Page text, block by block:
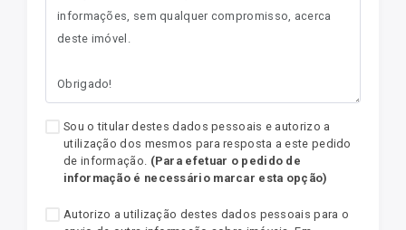
Sou o titular destes dados pessoais e autorizo a
utilização dos mesmos para resposta a este pedido
de informação. (Para efetuar o pedido de
informação é necessário marcar esta opção)
Autorizo a utilização destes dados pessoais para o